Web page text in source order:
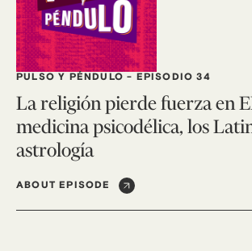
PULSO Y PÉNDULO - EPISODIO 34
La religión pierde fuerza en
medicina psicodélica, los
astrología
ABOUT EPISODE